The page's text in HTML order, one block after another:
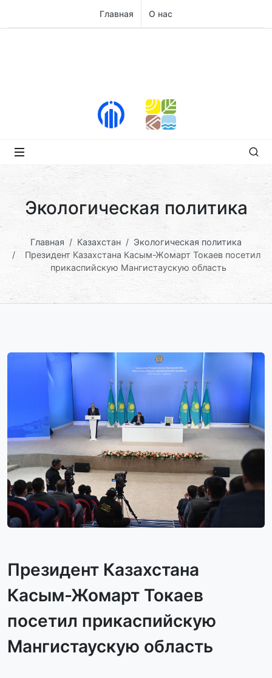
Главная О нас
Экологическая политика
Главная Казахстан
Экологическая политика
Президент Казахстана Касым-Жомарт Токаев посетил
прикаспийскую Мангистаускую область
Президент Казахстана
Касым-Жомарт Токаев
посетил прикаспийскую
Мангистаускую область